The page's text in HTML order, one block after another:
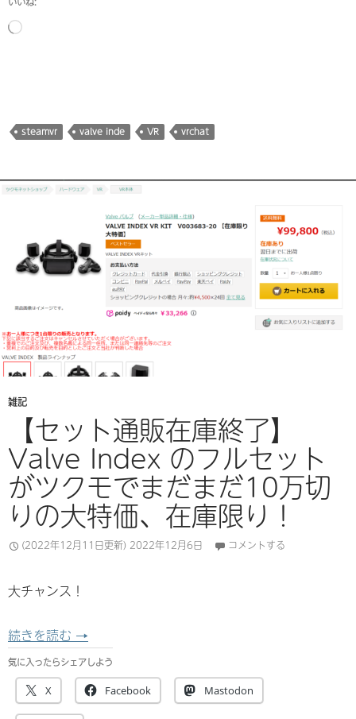
読
steamvr valve inde VR vrchat
雑記
【セット通販在庫終了】
Valve Index のフルセット
がツクモでまだまだ10万切
りの大特価、在庫限り！
(2022年12月11日更新) 2022年12月6日 コメントする
大チャンス！
続きを読む 【セット通販在庫終了】Valve Index のフルセ
→
気に入ったらシェアしよう
X Facebook Mastodon